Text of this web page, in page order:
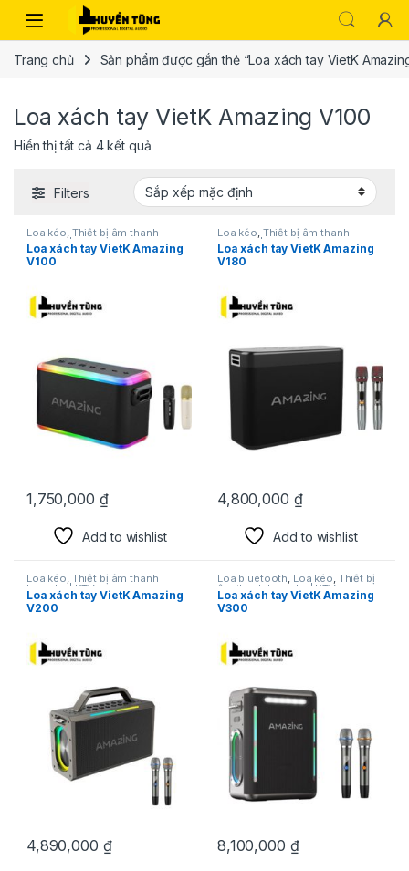
Trang chủ Sản phẩm được gắn thẻ “Loa xách tay VietK
Loa xách tay VietK Amazing V100
Hiển thị tất cả 4 kết quả
Filters
Loa kéo Thiết bị âm thanh
karaoke | KTV
Loa xách tay VietK Amazing
V100
1,750,000 ₫
Add to wishlist
Loa kéo Thiết bị âm thanh
karaoke | KTV
Loa xách tay VietK Amazing
V180
4,800,000 ₫
Add to wishlist
Loa kéo, Thiết bị âm thanh
karaoke | KTV
Loa xách tay VietK Amazing
V200
4,890,000 ₫
Loa bluetooth, Loa kéo, Thiết bị
âm thanh karaoke | KTV
Loa xách tay VietK Amazing
V300
8,100,000 ₫